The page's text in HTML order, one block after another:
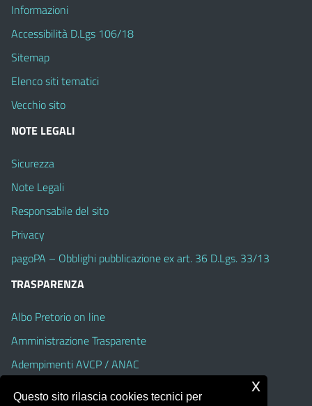
Informazioni
Accessibilità D.Lgs 106/18
Sitemap
Elenco siti tematici
Vecchio sito
NOTE LEGALI
Sicurezza
Note Legali
Responsabile del sito
Privacy
pagoPA – Obblighi pubblicazione ex art. 36 D.Lgs. 33/13
TRASPARENZA
Albo Pretorio on line
Amministrazione Trasparente
Adempimenti AVCP / ANAC
Questo sito rilascia cookies tecnici per
x